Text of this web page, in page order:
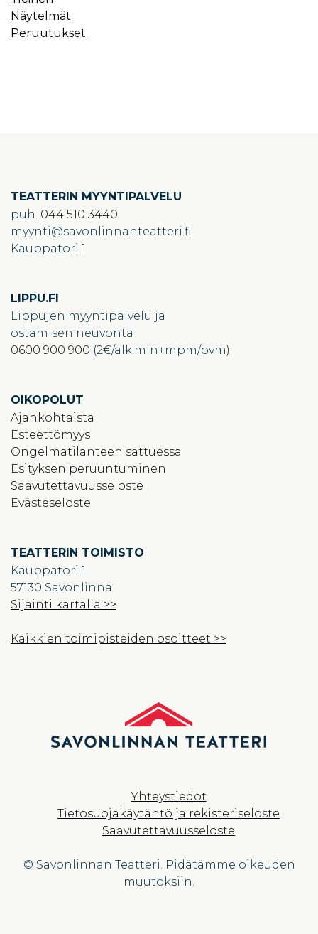
Näytelmät
Peruutukset
TEATTERIN MYYNTIPALVELU
puh. 044 510 3440
myynti
savonlinnanteatteri.fi
Kauppatori 1
LIPPU.FI
Lippujen myyntipalvelu ja
ostamisen neuvonta
0600 900 900 (2€/alk.min+mpm/pvm)
OIKOPOLUT
Ajankohtaista
Esteettömyys
Ongelmatilanteen sattuessa
Esityksen peruuntuminen
Saavutettavuusseloste
Evästeseloste
TEATTERIN TOIMISTO
Kauppatori 1
57130 Savonlinna
Sijainti kartalla >>
Kaikkien toimipisteiden osoitteet >>
Yhteystiedot
Tietosuojakäytäntö ja rekisteriseloste
Saavutettavuusseloste
© Savonlinnan Teatteri. Pidätämme oikeuden
muutoksiin.